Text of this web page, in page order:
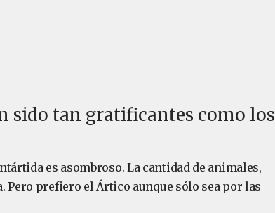
sido tan gratificantes como los
es asombroso. La cantidad de animales,
Pero prefiero el Ártico aunque sólo sea por las